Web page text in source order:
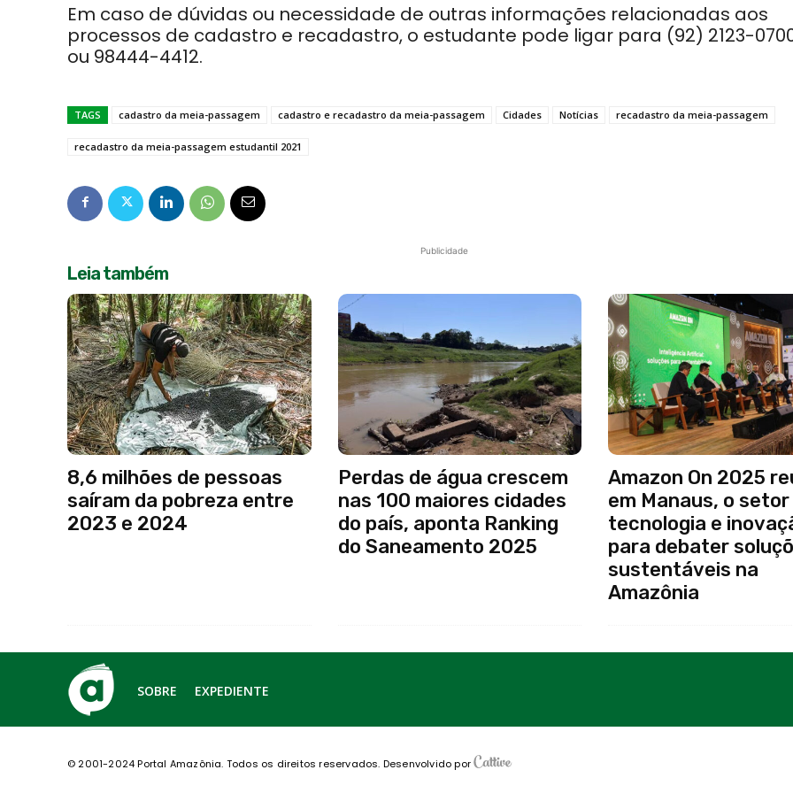
Em caso de dúvidas ou necessidade de outras informações relacionadas aos
processos de cadastro e recadastro, o estudante pode ligar para (92) 2123-
ou 98444-4412.
TAGS cadastro da meia-passagem cadastro e recadastro da meia-passagem Cidades Notícias recadastro da meia-passagem
recadastro da meia-passagem estudantil 2021
Publicidade
Leia também
8,6 milhões de pessoas
saíram da pobreza entre
2023 e 2024
Perdas de água crescem
nas 100 maiores cidades
do país, aponta Ranking
do Saneamento 2025
Amazon On 2025
em Manaus, o
tecnologia e
para debater
sustentáveis na
Amazônia
SOBRE EXPEDIENTE
© 2001-2024 Portal Amazônia. Todos os direitos reservados. Desenvolvido por